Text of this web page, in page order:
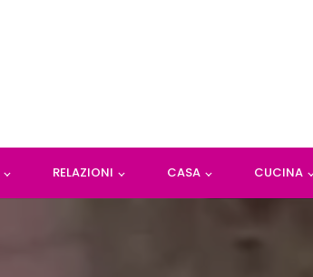
RELAZIONI CASA CUCINA